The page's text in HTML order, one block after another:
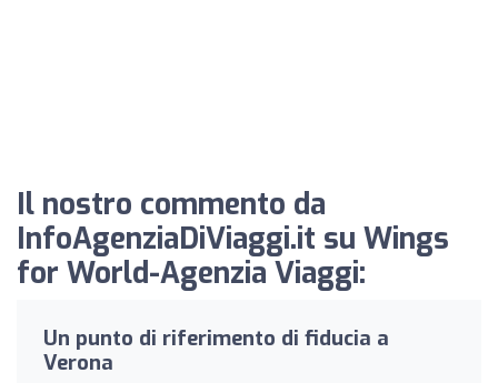
Il nostro commento da
InfoAgenziaDiViaggi.it su Wings
for World-Agenzia Viaggi:
Un punto di riferimento di fiducia a
Verona